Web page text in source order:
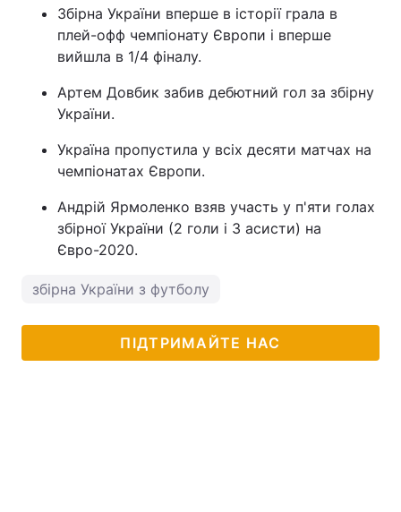
Збірна України вперше в історії грала в
плей-офф чемпіонату Європи і вперше
вийшла в 1/4 фіналу.
Артем Довбик забив дебютний гол за збірну
України.
Україна пропустила у всіх десяти матчах на
чемпіонатах Європи.
Андрій Ярмоленко взяв участь у п'яти голах
збірної України (2 голи і 3 асисти) на
Євро-2020.
збірна України з футболу
ПІДТРИМАЙТЕ НАС